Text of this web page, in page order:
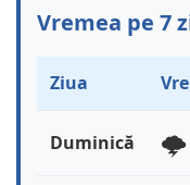
Vremea pe 7
Ziua
Duminică 🌩️